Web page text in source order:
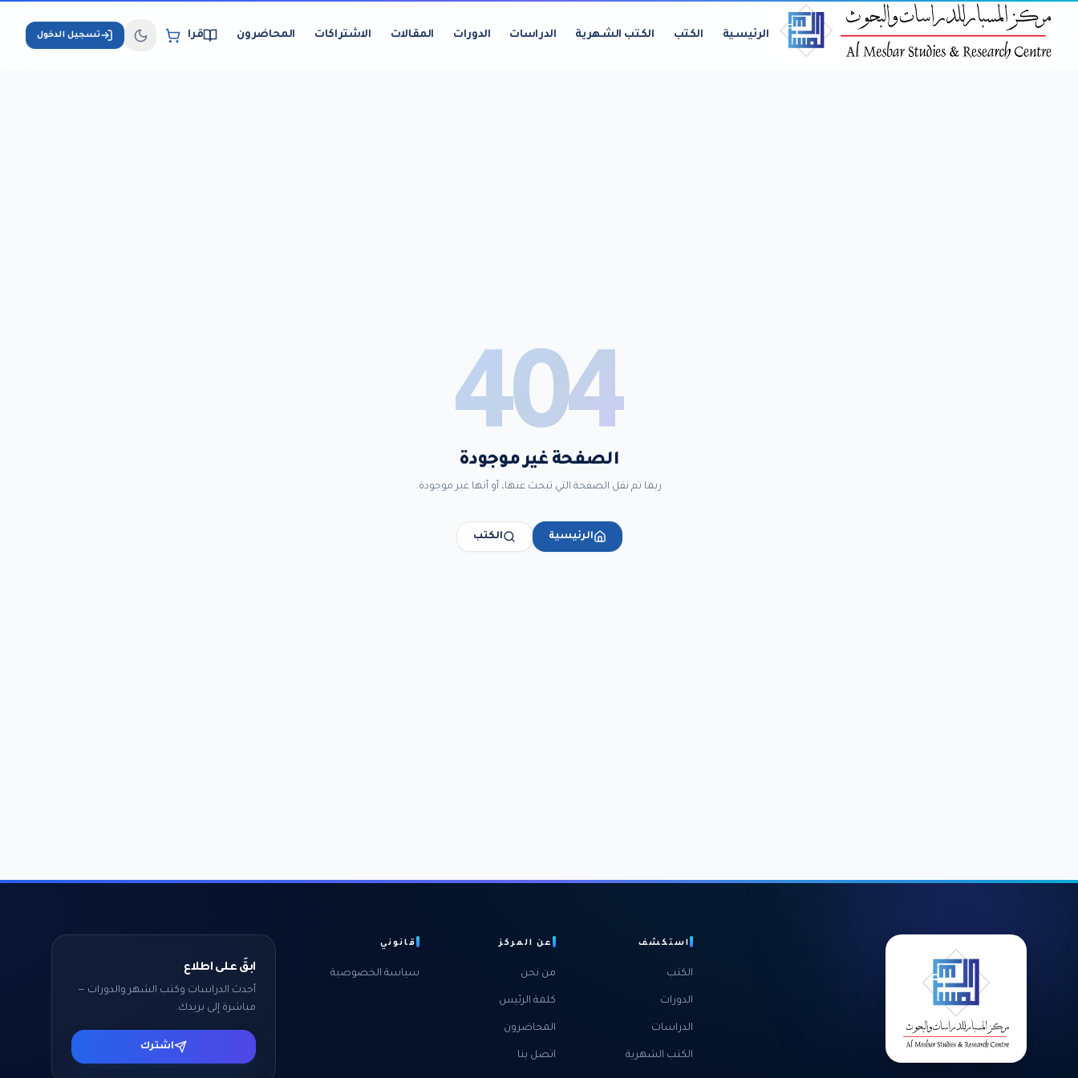
الرئيسية الكتب الكتب الشهرية الدراسات الدورات المقالات الاشتراكات المحاضرون قراءة الكتب الإلكترونيةتسجيل الدخول
404
الصفحة غير موجودة
ربما تم نقل الصفحة التي تبحث عنها، أو أنها غير موجودة.
الرئيسية الكتب
استكشف
الكتب
الدورات
الدراسات
الكتب الشهرية
عن المركز
من نحن
كلمة الرئيس
المحاضرون
اتصل بنا
قانوني
سياسة الخصوصية
ابقَ على اطلاع
أحدث الدراسات وكتب الشهر والدورات —
مباشرة إلى بريدك.
اشترك